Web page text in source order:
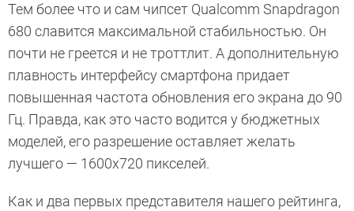
Тем более что и сам чипсет Qualcomm Snapdragon
680 славится максимальной стабильностью. Он
почти не греется и не троттлит. А дополнительную
плавность интерфейсу смартфона придает
повышенная частота обновления его экрана до 90
Гц. Правда, как это часто водится у бюджетных
моделей, его разрешение оставляет желать
лучшего — 1600х720 пикселей.
Как и два первых представителя нашего рейтинга,